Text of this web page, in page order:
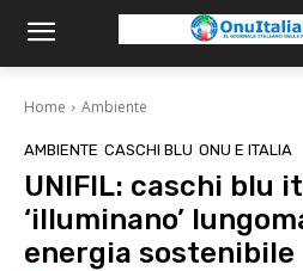
Home Ambiente
AMBIENTE CASCHI BLU ONU E ITALIA
UNIFIL: caschi blu
‘illuminano’
energia sostenibile